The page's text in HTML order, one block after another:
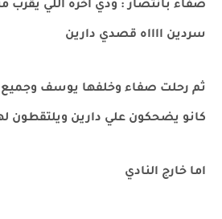
صفاء بأنتصار : ودي آخره اللي يقرب
سردين ااااه قصدي دارين
ثم رحلت صفاء وخلفها يوسف وجميع
كانو يضحكون علي دارين ويلتقطون
اما خارج النادي